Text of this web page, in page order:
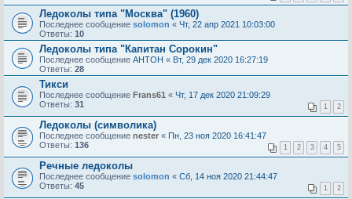
Ледоколы типа "Москва" (1960)
Последнее сообщение solomon « Чт, 22 апр 2021 10:03:00
Ответы: 10
Ледоколы типа "Капитан Сорокин"
Последнее сообщение AHTOH « Вт, 29 дек 2020 16:27:19
Ответы: 28
Тикси
Последнее сообщение Frans61 « Чт, 17 дек 2020 21:09:29
Ответы: 31 1 2
Ледоколы (символика)
Последнее сообщение nester « Пн, 23 ноя 2020 16:41:47
Ответы: 136 1 2 3 4 5
Речные ледоколы
Последнее сообщение solomon « Сб, 14 ноя 2020 21:44:47
Ответы: 45 1 2